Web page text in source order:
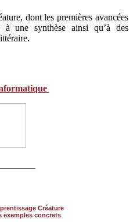
dont les premières avancées
à une synthèse ainsi qu’à des
Créature
exemples concrets